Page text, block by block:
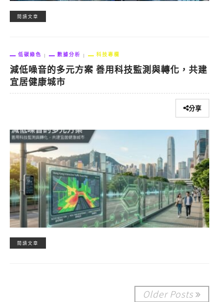
閱讀文章
低碳綠色 數據分析 科技專欄
減低噪音的多元方案 善用科技監測與轉化，共建
宜居健康城市
分享
閱讀文章
Older Posts